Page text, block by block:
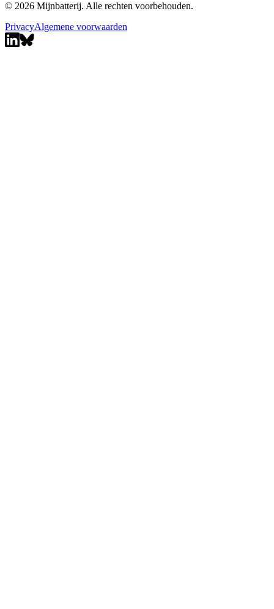
© 2026 Mijnbatterij. Alle rechten voorbehouden.
PrivacyAlgemene voorwaarden